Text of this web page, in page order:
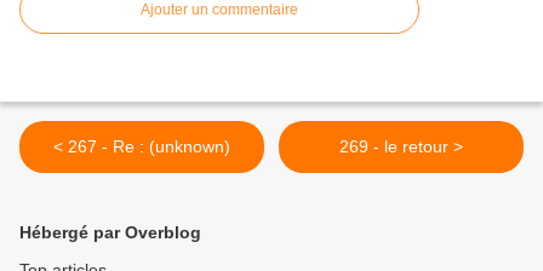
Ajouter un commentaire
< 267 - Re : (unknown) 269 - le retour >
Hébergé par Overblog